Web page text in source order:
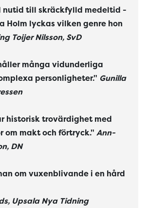
nutid till skräckfylld medeltid -
Holm lyckas vilken genre hon
Toijer Nilsson, SvD
många vidunderliga
personligheter." Gunilla
historisk trovärdighet med
om makt och förtryck." Ann-
DN
om vuxenblivande i en hård
Upsala Nya Tidning